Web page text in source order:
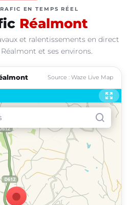
EN TEMPS RÉEL
Réalmont
et ralentissements en direct
et ses environs.
Source : Waze Live Map